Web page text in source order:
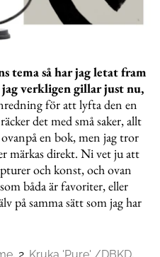
tema så har jag letat fram
verkligen gillar just nu,
för att lyfta den en
det med små saker, allt
en bok, men jag tror
märkas direkt. Ni vet ju att
och konst, och ovan
båda är favoriter, eller
på samma sätt som jag har